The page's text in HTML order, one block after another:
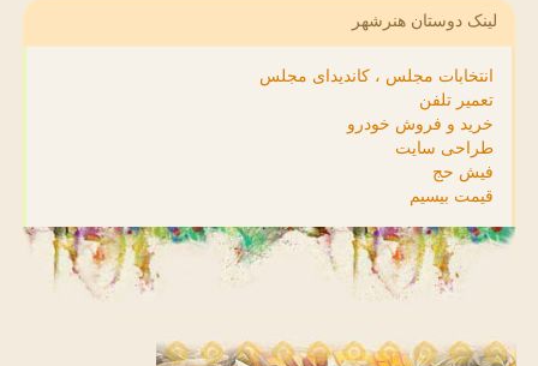
لینک دوستان هنرشهر
انتخابات مجلس ، کاندیدای مجلس
تعمیر تلفن
خرید و فروش خودرو
طراحی سایت
فیش حج
قیمت بیسیم